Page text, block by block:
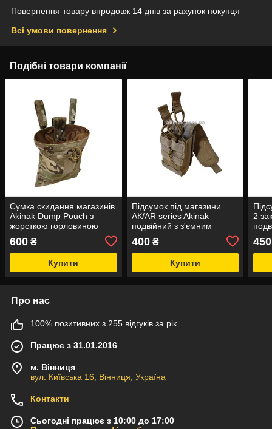
Повернення товару впродовж 14 днів за рахунок покупця
Всі умови повернення
Подібні товари компанії
Сумка скидання магазинів
Akinak Dump Pouch з
жорсткою горловиною
тип1 (MOLLE / на петлях /
швидкоскид)
600 ₴
Купити
Підсумок під магазини
АК/AR series Akinak
подвійний з з'ємним
400₴
Купити
2
450
Про нас
100% позитивних з 255 відгуків за рік
Працює з 31.01.2016
м. Вінниця
вул. Київська 16, Вінниця, Україна
Контакти
Сьогодні працює з 10:00 до 17:00